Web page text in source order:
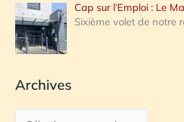
Cap sur l’Emploi : Le
Sixième volet de notre
Archives